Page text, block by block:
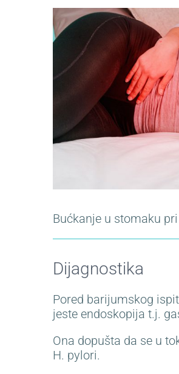
Bućkanje u stomaku
Dijagnostika
Pored barijumskog
jeste endoskopija t.j.
Ona dopušta da se u
H. pylori.